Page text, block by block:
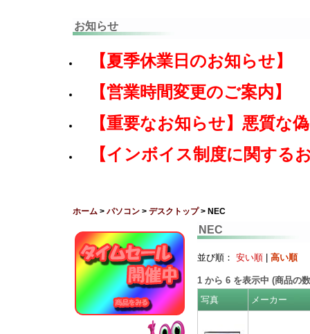
お知らせ
【夏季休業日のお知らせ】
【営業時間変更のご案内】
【重要なお知らせ】悪質な
【インボイス制度に関する
ホーム > パソコン > デスクトップ> NEC
NEC
並び順： 安い順 高い順
1 から 6 を表示中 (商品の
写真
メーカー